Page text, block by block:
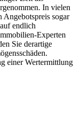
In vielen
Angebotspreis sogar
endlich
Experten
Sie derartige
einer Wertermittlung